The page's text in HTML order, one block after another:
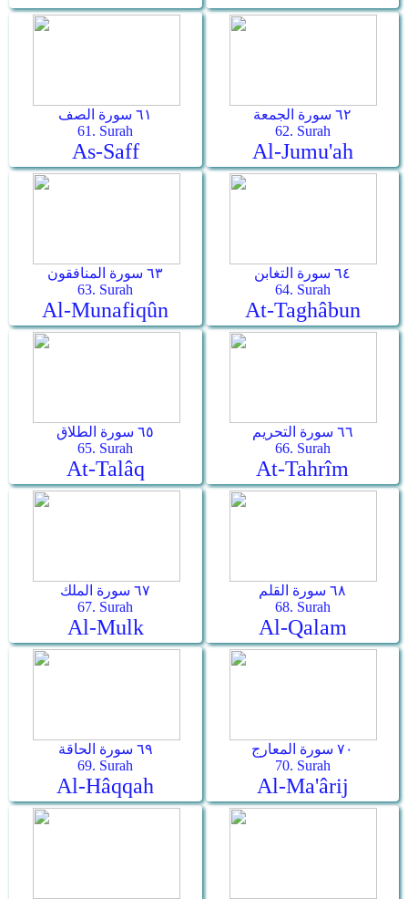
٦١ سورة الصف
61. Surah
As-Saff
٦٢ سورة الجمعة
62. Surah
Al-Jumu'ah
٦٣ سورة المنافقون
63. Surah
Al-Munafiqûn
٦٤ سورة التغابن
64. Surah
At-Taghâbun
٦٥ سورة الطلاق
65. Surah
At-Talâq
٦٦ سورة التحريم
66. Surah
At-Tahrîm
٦٧ سورة الملك
67. Surah
Al-Mulk
٦٨ سورة القلم
68. Surah
Al-Qalam
٦٩ سورة الحاقة
69. Surah
Al-Hâqqah
٧٠ سورة المعارج
70. Surah
Al-Ma'ârij